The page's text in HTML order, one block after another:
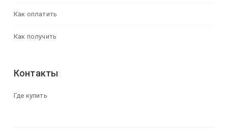
Как оплатить
Как получить
Контакты
Где купить